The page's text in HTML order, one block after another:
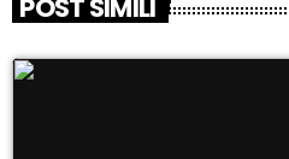
POST SIMILI